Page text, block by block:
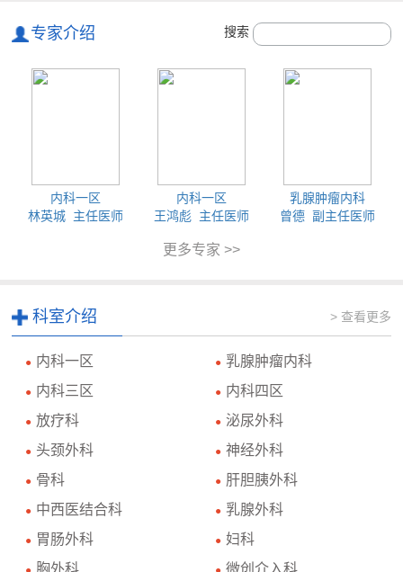
专家介绍 搜索
内科一区
林英城 主任医师
内科一区
王鸿彪 主任医师
乳腺肿瘤内科
曾德 副主任医师
更多专家 >>
科室介绍 > 查看更多
● 内科一区 ● 乳腺肿瘤内科
● 内科三区 ● 内科四区
● 放疗科 ● 泌尿外科
● 头颈外科 ● 神经外科
● 骨科 ● 肝胆胰外科
● 中西医结合科 ● 乳腺外科
● 胃肠外科 ● 妇科